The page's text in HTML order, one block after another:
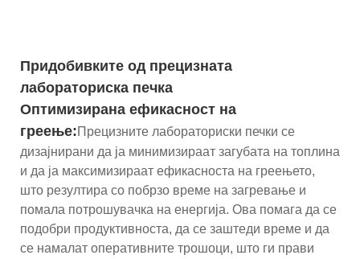
Придобивките од прецизната
лабораториска печка
Оптимизирана ефикасност на
греење:Прецизните лабораториски печки се
дизајнирани да ја минимизираат загубата на топлина
и да ја максимизираат ефикасноста на греењето,
што резултира со побрзо време на загревање и
помала потрошувачка на енергија. Ова помага да се
подобри продуктивноста, да се заштеди време и да
се намалат оперативните трошоци, што ги прави